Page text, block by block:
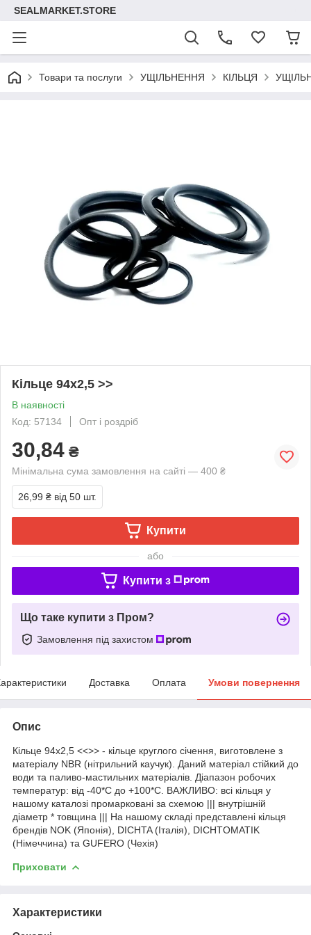
SEALMARKET.STORE
Товари та послуги УЩІЛЬНЕННЯ КІЛЬЦЯ
Кільце 94х2,5 >>
В наявності
Код: 57134
Опт і роздріб
30,84 ₴
Мінімальна сума замовлення на сайті — 400 ₴
26,99 ₴ від 50 шт.
Купити
або
Купити з
Що таке купити з Пром?
Замовлення під захистом
Доставка Оплата Умови повернення
Опис
Кільце 94х2,5 <<>> - кільце круглого січення, виготовлене з
матеріалу NBR (нітрильний каучук). Даний матеріал стійкий до
води та паливо-мастильних матеріалів. Діапазон робочих
температур: від -40*С до +100*С. ВАЖЛИВО: всі кільця у
нашому каталозі промарковані за схемою ||| внутрішній
діаметр * товщина ||| На нашому складі представлені кільця
брендів NOK (Японія), DICHTA (Італія), DICHTOMATIK
(Німеччина) та GUFERO (Чехія)
Приховати
Характеристики